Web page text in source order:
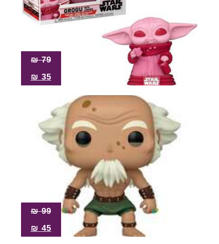
79
₪
35
₪
99
₪
45
₪